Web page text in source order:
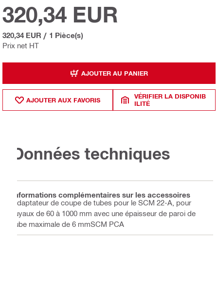
Prix net HT
320,34 EUR
320,34 EUR / 1 Pièce(s)
AJOUTER AU PANIER
AJOUTER AUX FAVORIS
VÉRIFIER LA DISPONIB
ILITÉ
Données techniques
Informations complémentaires sur les accessoires
Adaptateur de coupe de tubes pour le SCM 22-A, pour
tuyaux de 60 à 1000 mm avec une épaisseur de paroi de
tube maximale de 6 mmSCM PCA